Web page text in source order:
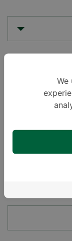
We